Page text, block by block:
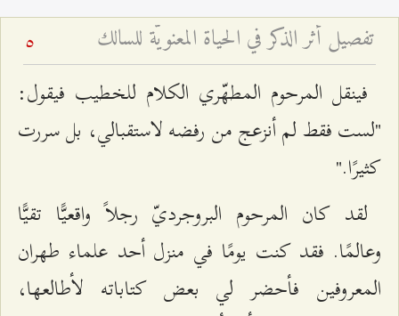
تفصيل أثر الذكر في الحياة المعنويّة للسالك 5
فينقل المرحوم المطهّري الكلام للخطيب فيقول:
"لست فقط لم أنزعج من رفضه لاستقبالي، بل سررت
كثيرًا."
لقد كان المرحوم البروجرديّ رجلاً واقعيًّا تقيًّا
وعالمًا. فقد كنت يومًا في منزل أحد علماء طهران
المعروفين فأحضر لي بعض كتاباته لأطالعها،